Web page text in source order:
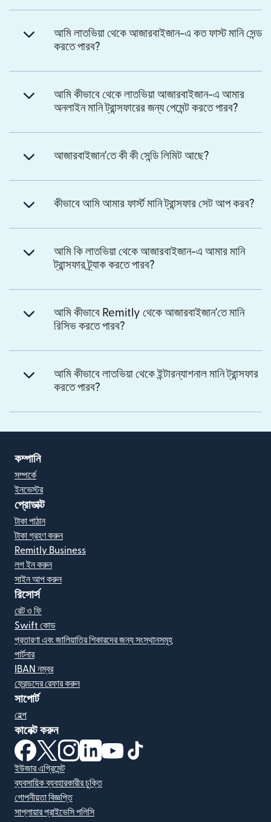
আমি লাতভিয়া থেকে আজারবাইজান-এ কত ফাস্ট মানি সেন্ড
করতে পারব?
আমি কীভাবে থেকে লাতভিয়া আজারবাইজান-এ আমার
অনলাইন মানি ট্রান্সফারের জন্য পেমেন্ট করতে পারব?
আজারবাইজান'তে কী কী সেন্ডি লিমিট আছে?
কীভাবে আমি আমার ফার্স্ট মানি ট্রান্সফার সেট আপ করব?
আমি কি লাতভিয়া থেকে আজারবাইজান-এ আমার মানি
ট্রান্সফার ট্র্যাক করতে পারব?
আমি কীভাবে Remitly থেকে আজারবাইজান'তে মানি
রিসিভ করতে পারব?
আমি কীভাবে লাতভিয়া থেকে ইন্টারন্যাশনাল মানি ট্রান্সফার
করতে পারব?
কম্পানি
সম্পর্কে
ইনভেস্টর
প্রোডাক্ট
টাকা পাঠান
টাকা গ্রহণ করুন
Remitly Business
লগ ইন করুন
সাইন আপ করুন
রিসোর্স
রেট ও ফি
Swift কোড
প্রতারণা এবং জালিয়াতির শিকারদের জন্য সংস্থানসমূহ
পার্টনার
IBAN নম্বর
ফ্রেন্ডদের রেফার করুন
সাপোর্ট
হেল্প
কানেক্ট করুন
(নতুন উইন্ডোতে খুলবে)
(নতুন উইন্ডোতে খুলবে)
(নতুন উইন্ডোতে খুলবে)
(নতুন উইন্ডোতে খুলবে)
(নতুন উইন্ডোতে খুলবে)
ইউজার এগ্রিমেন্ট
ব্যবসায়িক ব্যবহারকারীর চুক্তি
গোপনীয়তা বিজ্ঞপ্তি
সাপ্লায়ার প্রাইভেসি পলিসি